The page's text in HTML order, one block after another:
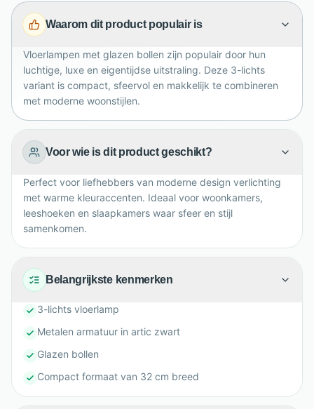
lichtbeeld zonder te overheersen. Ideaal voor wie
stijlvolle verlichting zoekt met karakter, warmte en een
Waarom dit product populair is
Vloerlampen met glazen bollen zijn populair door hun
luchtige, luxe en eigentijdse uitstraling. Deze 3-lichts
variant is compact, sfeervol en makkelijk te combineren
met moderne woonstijlen.
Voor wie is dit product geschikt?
Perfect voor liefhebbers van moderne design verlichting
met warme kleuraccenten. Ideaal voor woonkamers,
leeshoeken en slaapkamers waar sfeer en stijl
samenkomen.
Belangrijkste kenmerken
3-lichts vloerlamp
Metalen armatuur in artic zwart
Glazen bollen
Compact formaat van 32 cm breed